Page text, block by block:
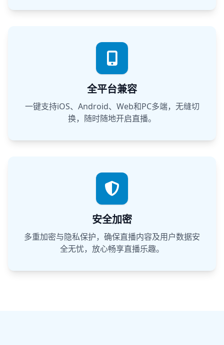
全平台兼容
一键支持iOS、Android、Web和PC多端，无缝切
换，随时随地开启直播。
安全加密
多重加密与隐私保护，确保直播内容及用户数据安
全无忧，放心畅享直播乐趣。